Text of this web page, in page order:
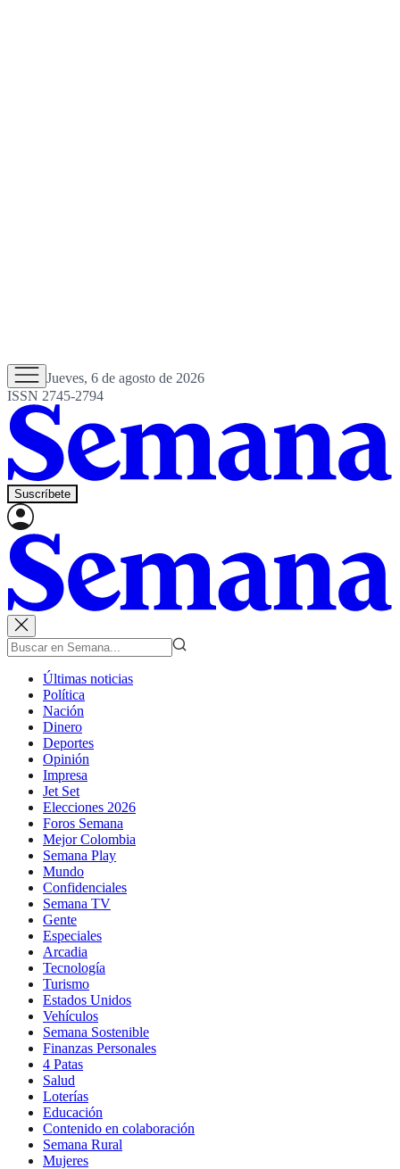
Jueves, 6 de agosto de 2026
ISSN 2745-2794
Suscríbete
Últimas noticias
Política
Nación
Dinero
Deportes
Opinión
Impresa
Jet Set
Elecciones 2026
Foros Semana
Mejor Colombia
Semana Play
Mundo
Confidenciales
Semana TV
Gente
Especiales
Arcadia
Tecnología
Turismo
Estados Unidos
Vehículos
Semana Sostenible
Finanzas Personales
4 Patas
Salud
Loterías
Educación
Contenido en colaboración
Semana Rural
Mujeres